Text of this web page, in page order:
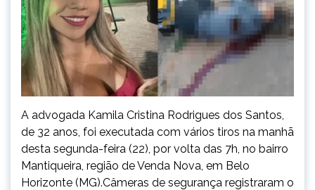
A advogada Kamila Cristina Rodrigues dos Santos,
de 32 anos, foi executada com vários tiros na manhã
desta segunda-feira (22), por volta das 7h, no bairro
Mantiqueira, região de Venda Nova, em Belo
Horizonte (MG).Câmeras de segurança registraram o